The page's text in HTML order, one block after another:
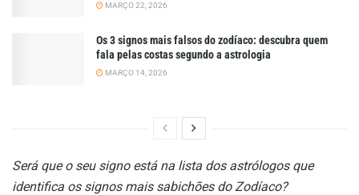
MARÇO 22, 2026
Os 3 signos mais falsos do zodíaco: descubra quem
fala pelas costas segundo a astrologia
MARÇO 14, 2026
Será que o seu signo está na lista dos astrólogos que
identifica os signos mais sabichões do Zodíaco?